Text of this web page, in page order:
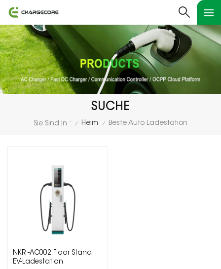
SUCHE
Sie Sind In : / Heim / Beste Auto Ladestation
NKR -AC002 Floor Stand
EV-Ladestation